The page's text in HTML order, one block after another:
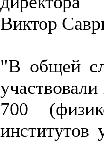
Виктор
"В общей
700
институтов